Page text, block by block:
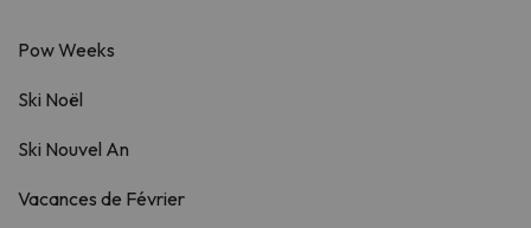
Pow Weeks
Ski Noël
Ski Nouvel An
Vacances de Février